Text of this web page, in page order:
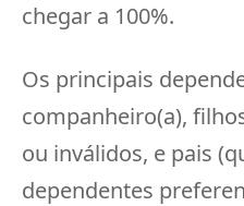
chegar a 100%.
Os principais
companheiro(a),
ou inválidos, e pais
dependentes